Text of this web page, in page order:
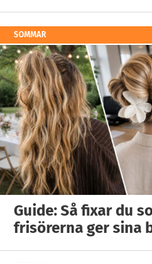
SOMMAR
Guide: Så fixar du
frisörerna ger sina